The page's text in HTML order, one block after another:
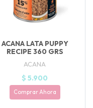
ACANA LATA PUPPY
RECIPE 360 GRS
ACANA
$ 5.900
Comprar Ahora